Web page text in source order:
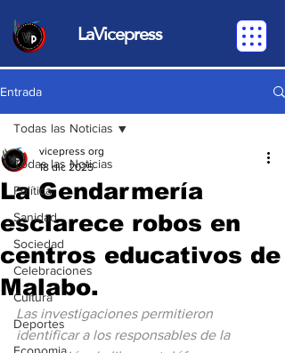
LaVicepress
Entrada
Todas las Noticias
Política
Sanidad
Sociedad
Celebraciones
Cultura
Deportes
Todas las Noticias
La Gendarmería
esclarece robos en
centros educativos de
Malabo.
vicepress org
18 dic 2025
Las investigaciones permitieron
identificar a los responsables de la